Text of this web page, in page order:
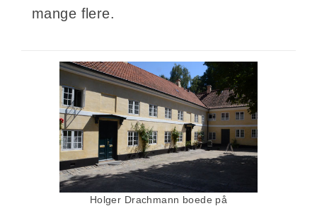
mange flere.
Holger Drachmann boede på